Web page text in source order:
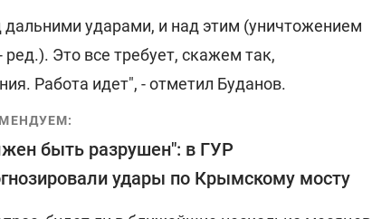
дальними ударами, и над этим (уничтожением
ред.). Это все требует, скажем так,
Работа идет", - отметил Буданов.
быть разрушен": в ГУР
удары по Крымскому мосту